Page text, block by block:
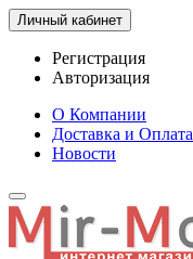
Личный кабинет
Регистрация
Авторизация
О Компании
Доставка и Оплата
Новости